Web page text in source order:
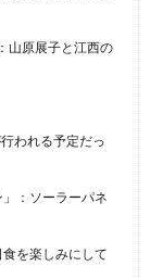
山原展子と江西の
われる予定だっ
：ソーラーパネ
を楽しみにして